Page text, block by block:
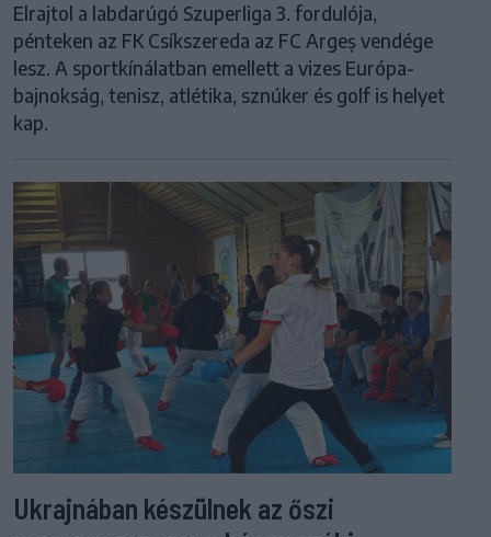
Elrajtol a labdarúgó Szuperliga 3. fordulója,
pénteken az FK Csíkszereda az FC Argeș vendége
lesz. A sportkínálatban emellett a vizes Európa-
bajnokság, tenisz, atlétika, sznúker és golf is helyet
kap.
Ukrajnában készülnek az őszi